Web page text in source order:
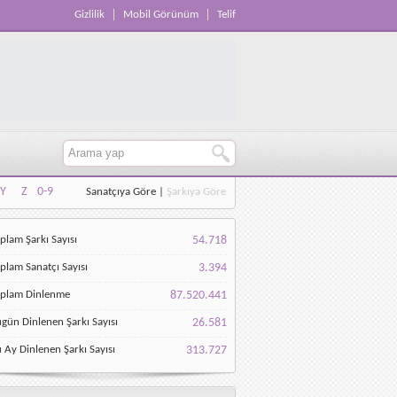
Gizlilik Mobil Görünüm Telif
Y Z
0-9
Y Z 0-9
Sanatçıya Göre Şarkıya Göre
Şarkı Sayısı 54.718
Sanatçı Sayısı 3.394
Dinlenme 87.520.441
Dinlenen Şarkı Sayısı 26.581
Ay Dinlenen Şarkı Sayısı 313.727